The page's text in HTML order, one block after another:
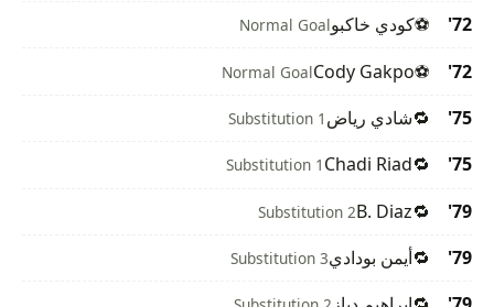
72'
⚽كودي خاكبوNormal Goal
72'
⚽
Cody Gakpo
Normal Goal
75'
🔁شادي رياض Substitution 1
75'
🔁
Chadi Riad
Substitution 1
79'
🔁
B. Diaz
Substitution 2
79'
🔁أيمن بوداديSubstitution 3